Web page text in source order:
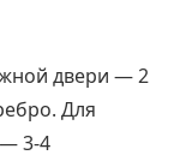
двери — 2
Для
3-4